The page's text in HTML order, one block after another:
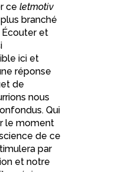
ce letmotiv
branché
et
ici et
réponse
de
nous
Qui
le moment
de ce
par
et notre